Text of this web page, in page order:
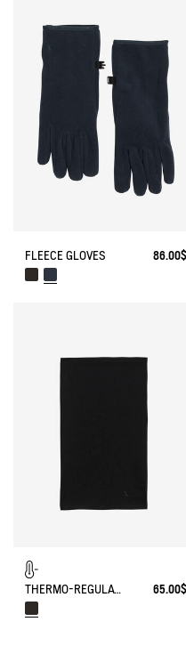
FLEECE GLOVES 86.00$
THERMO-REGULATING NECK WARMER 65.00$